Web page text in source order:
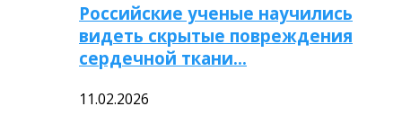
Российские ученые научились
видеть скрытые повреждения
сердечной ткани…
11.02.2026